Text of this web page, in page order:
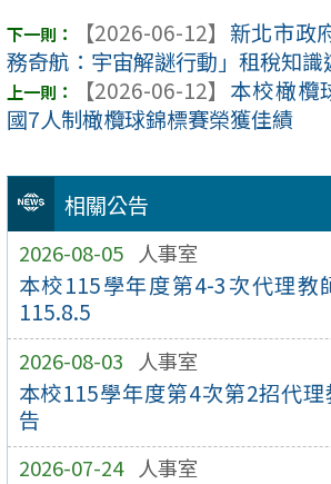
相關公告
2026-08-05 人事室
本校115學年度第4-3次代理教
115.8.5
2026-08-03 人事室
本校115學年度第4次第2招代
告
2026-07-24 人事室
【2026-06-12】 新北市政
務奇航：宇宙解謎行動」租稅知識
【2026-06-12】 本校橄欖
國7人制橄欖球錦標賽榮獲佳績